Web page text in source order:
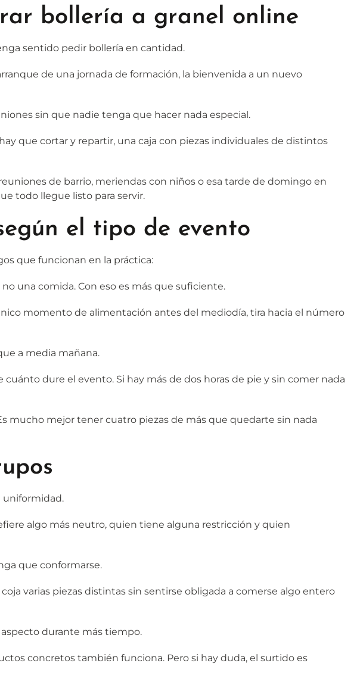
bollería a granel online
sentido pedir bollería en cantidad.
de una jornada de formación, la bienvenida a un nuevo
sin que nadie tenga que hacer nada especial.
que cortar y repartir, una caja con piezas individuales de distintos
de barrio, meriendas con niños o esa tarde de domingo en
todo llegue listo para servir.
el tipo de evento
que funcionan en la práctica:
una comida. Con eso es más que suficiente.
momento de alimentación antes del mediodía, tira hacia el número
a media mañana.
dure el evento. Si hay más de dos horas de pie y sin comer nada
mucho mejor tener cuatro piezas de más que quedarte sin nada
uniformidad.
algo más neutro, quien tiene alguna restricción y quien
que conformarse.
varias piezas distintas sin sentirse obligada a comerse algo entero
durante más tiempo.
concretos también funciona. Pero si hay duda, el surtido es